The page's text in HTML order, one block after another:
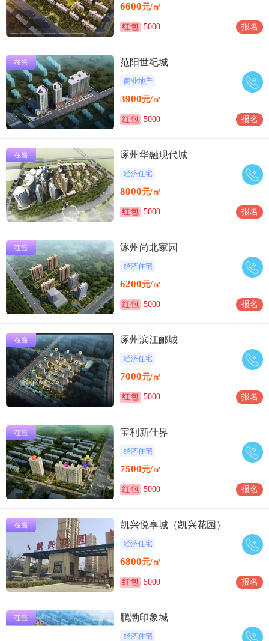
6600元/㎡
红包 5000 报名
在售 范阳世纪城
商业地产
3900元/㎡
红包 5000 报名
在售 涿州华融现代城
经济住宅
8000元/㎡
红包 5000 报名
在售 涿州尚北家园
经济住宅
6200元/㎡
红包 5000 报名
在售 涿州滨江郦城
经济住宅
7000元/㎡
红包 5000 报名
在售 宝利新仕界
经济住宅
7500元/㎡
红包 5000 报名
在售 凯兴悦享城（凯兴花园）
经济住宅
6800元/㎡
红包 5000 报名
在售 鹏渤印象城
经济住宅